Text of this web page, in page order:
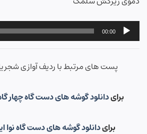
پخش‌کننده
صوت
00:00
پست های مرتبط با ردیف آوازی
برایدانلود گوشه های دست گاه چهار
برایدانلود گوشه های دست گاه نوا